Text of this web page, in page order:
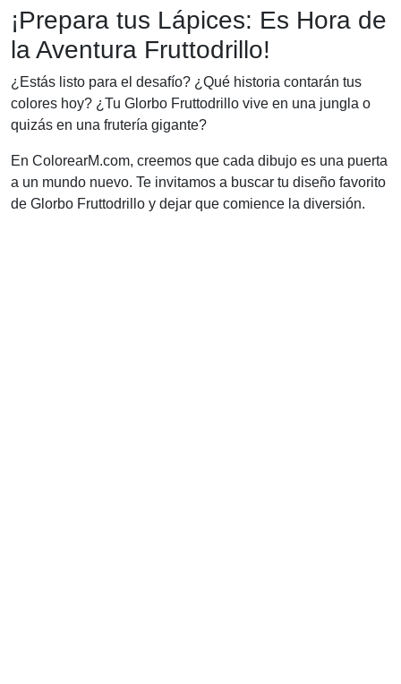
¡Prepara tus Lápices: Es Hora de
la Aventura Fruttodrillo!
¿Estás listo para el desafío? ¿Qué historia contarán tus
colores hoy? ¿Tu Glorbo Fruttodrillo vive en una jungla o
quizás en una frutería gigante?
En ColorearM.com, creemos que cada dibujo es una puerta
a un mundo nuevo. Te invitamos a buscar tu diseño favorito
de Glorbo Fruttodrillo y dejar que comience la diversión.